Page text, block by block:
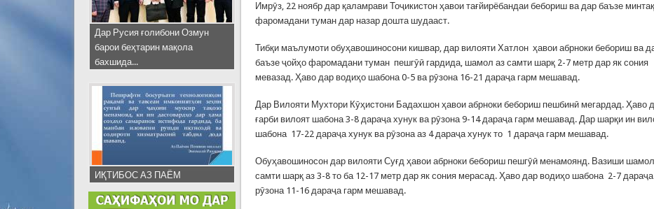
Имрӯз, 22 ноябр дар қаламрави Тоҷикистон ҳавои тағйирёбандаи бебориш ва дар баъзе
фаромадани туман дар назар дошта шудааст.
Тибқи маълумоти обуҳавошиносони кишвар, дар вилояти Хатлон ҳавои абрноки бебориш ва
баъзе ҷойҳо фаромадани туман пешгӯӣ гардида, шамол аз самти шарқ 2-7 метр дар як сония
мевазад. Ҳаво дар водиҳо шабона 0-5 ва рӯзона 16-21 дараҷа гарм мешавад.
Дар Вилояти Мухтори Кӯҳистони Бадахшон ҳавои абрноки бебориш пешбинӣ мегардад. Ҳаво
ғарби вилоят шабона 3-8 дараҷа хунук ва рӯзона 9-14 дараҷа гарм мешавад. Дар шарқи ин
шабона 17-22 дараҷа хунук ва рӯзона аз 4 дараҷа хунук то 1 дараҷа гарм мешавад.
Обуҳавошиносон дар вилояти Суғд ҳавои абрноки бебориш пешгӯӣ менамоянд. Вазиши
самти шарқ аз 3-8 то ба 12-17 метр дар як сония мерасад. Ҳаво дар водиҳо шабона 2-7
рӯзона 11-16 дараҷа гарм мешавад.
Дар Русия ғолибони Озмун
барои беҳтарин мақола
бахшида...
ИҚТИБОС АЗ ПАЁМ